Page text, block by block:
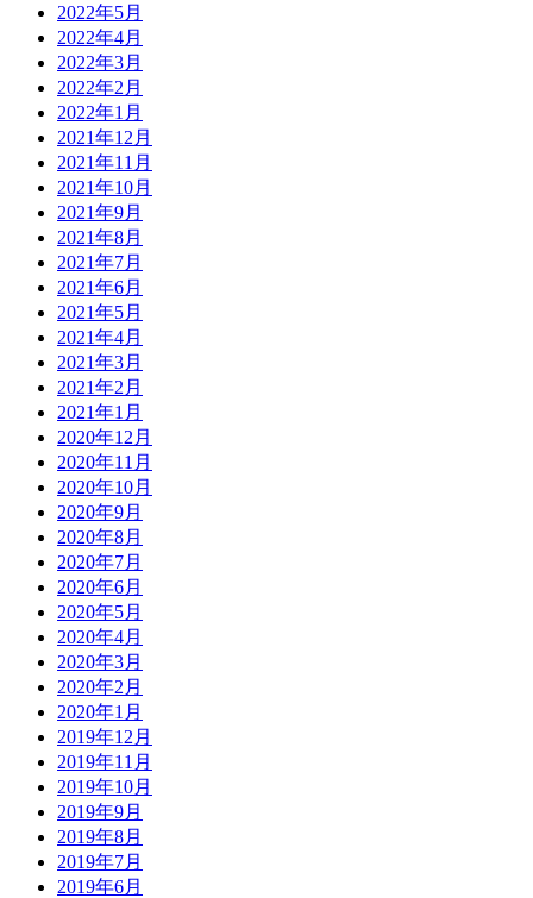
2022年5月
2022年4月
2022年3月
2022年2月
2022年1月
2021年12月
2021年11月
2021年10月
2021年9月
2021年8月
2021年7月
2021年6月
2021年5月
2021年4月
2021年3月
2021年2月
2021年1月
2020年12月
2020年11月
2020年10月
2020年9月
2020年8月
2020年7月
2020年6月
2020年5月
2020年4月
2020年3月
2020年2月
2020年1月
2019年12月
2019年11月
2019年10月
2019年9月
2019年8月
2019年7月
2019年6月